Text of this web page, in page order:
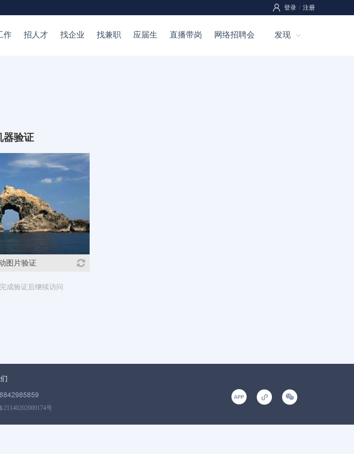
登录 / 注册
作 招人才 找企业 找兼职 应届生 直播带岗 网络招聘会 发现
器验证
图片验证
成验证后继续访问
21140202000174号